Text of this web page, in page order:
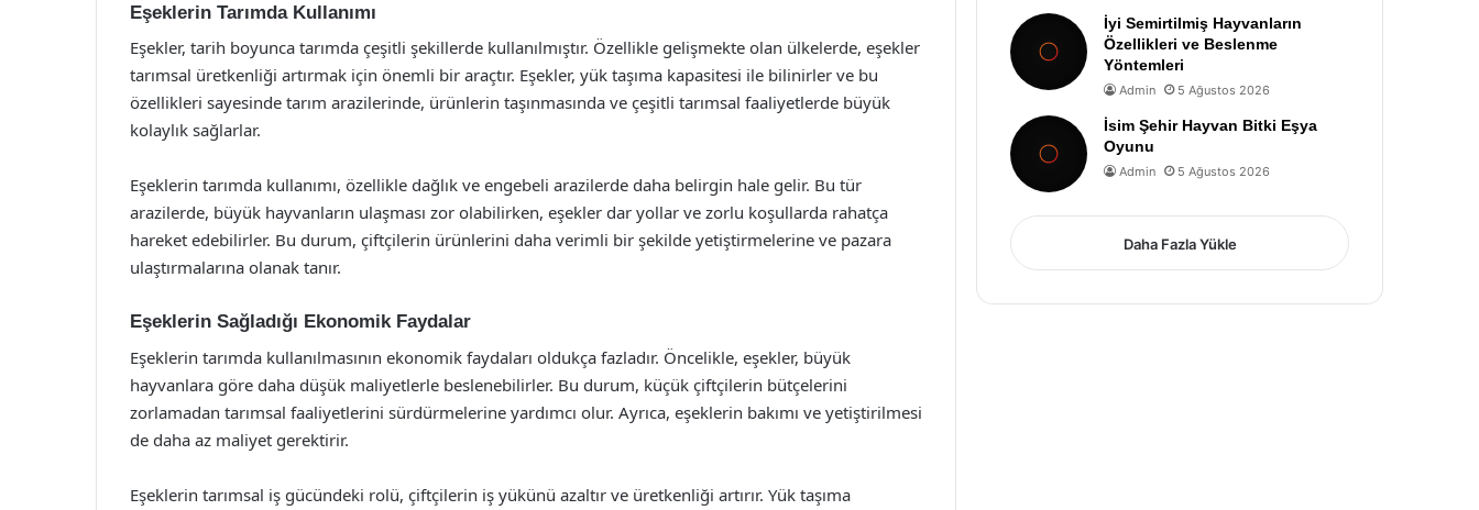
Eşeklerin Tarımda Kullanımı
Eşekler, tarih boyunca tarımda çeşitli şekillerde kullanılmıştır. Özellikle gelişmekte olan ülkelerde, eşekler
tarımsal üretkenliği artırmak için önemli bir araçtır. Eşekler, yük taşıma kapasitesi ile bilinirler ve bu
özellikleri sayesinde tarım arazilerinde, ürünlerin taşınmasında ve çeşitli tarımsal faaliyetlerde büyük
kolaylık sağlarlar.
Eşeklerin tarımda kullanımı, özellikle dağlık ve engebeli arazilerde daha belirgin hale gelir. Bu tür
arazilerde, büyük hayvanların ulaşması zor olabilirken, eşekler dar yollar ve zorlu koşullarda rahatça
hareket edebilirler. Bu durum, çiftçilerin ürünlerini daha verimli bir şekilde yetiştirmelerine ve pazara
ulaştırmalarına olanak tanır.
Eşeklerin Sağladığı Ekonomik Faydalar
Eşeklerin tarımda kullanılmasının ekonomik faydaları oldukça fazladır. Öncelikle, eşekler, büyük
hayvanlara göre daha düşük maliyetlerle beslenebilirler. Bu durum, küçük çiftçilerin bütçelerini
zorlamadan tarımsal faaliyetlerini sürdürmelerine yardımcı olur. Ayrıca, eşeklerin bakımı ve yetiştirilmesi
de daha az maliyet gerektirir.
Eşeklerin tarımsal iş gücündeki rolü, çiftçilerin iş yükünü azaltır ve üretkenliği artırır. Yük taşıma
İyi Semirtilmiş Hayvanların
Özellikleri ve Beslenme
Yöntemleri
Admin 5 Ağustos 2026
İsim Şehir Hayvan Bitki Eşya
Oyunu
Admin 5 Ağustos 2026
Daha Fazla Yükle